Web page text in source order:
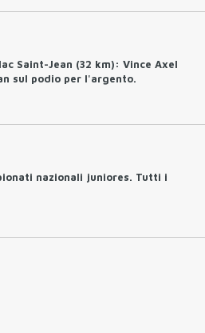
Saint-Jean (32 km): Vince Axel
sul podio per l'argento.
nazionali juniores. Tutti i